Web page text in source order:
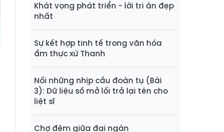
Khát vọng phát triển - lời tri ân đẹp
nhất
Sự kết hợp tinh tế trong văn hóa
ẩm thực xứ Thanh
Nối những nhịp cầu đoàn tụ (Bài
3): Dữ liệu số mở lối trả lại tên cho
liệt sĩ
Chợ đêm giữa đại ngàn